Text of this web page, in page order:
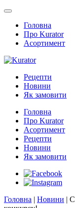
Головна
Про Kurator
Асортимент
Рецепти
Новини
Як замовити
Головна
Про Kurator
Асортимент
Рецепти
Новини
Як замовити
Головна | Новини |